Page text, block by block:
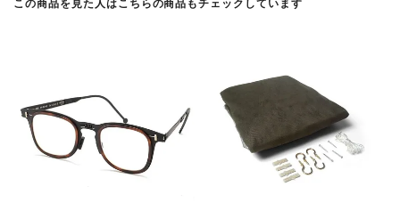
この商品を見た人はこちらの商品もチェックしています